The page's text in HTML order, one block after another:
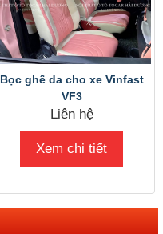
Bọc ghế da cho xe Vinfast
VF3
Liên hệ
Xem chi tiết